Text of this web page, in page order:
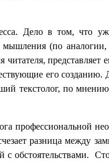
Дело в том, что
мышления (по
представляет
его созданию.
текстолог, по
профессиональной
разница между
обстоятельствами.